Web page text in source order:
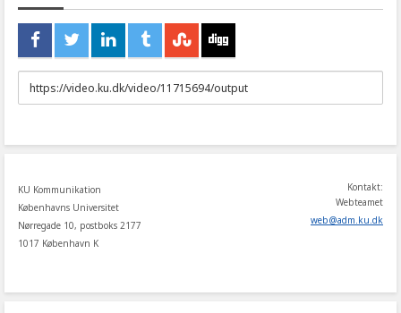
URL
to
KU Kommunikation
Københavns Universitet
Nørregade 10, postboks 2177
1017 København K
Kontakt:
Webteamet
web@adm.ku.dk